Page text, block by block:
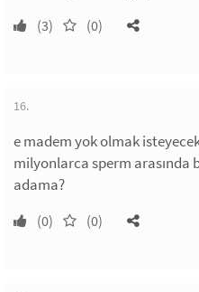
(3) (0)
16.
e madem yok olmak
milyonlarca sperm arasında
adama?
(0) (0)